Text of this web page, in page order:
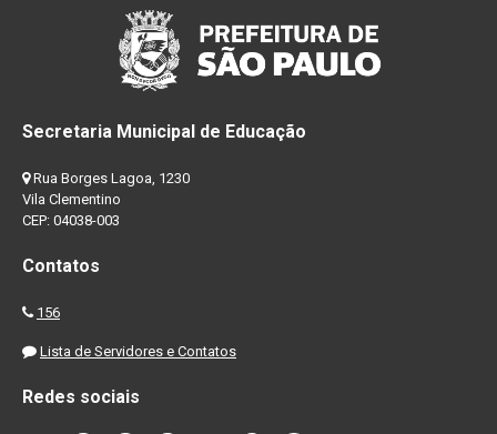
Secretaria Municipal de Educação
Rua Borges Lagoa, 1230
Vila Clementino
CEP: 04038-003
Contatos
156
Lista de Servidores e Contatos
Redes sociais